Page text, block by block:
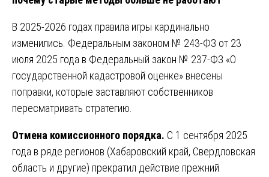
В 2025-2026 годах правила игры кардинально
изменились. Федеральным законом № 243-ФЗ от 23
июля 2025 года в Федеральный закон № 237-ФЗ «О
государственной кадастровой оценке» внесены
поправки, которые заставляют собственников
пересматривать стратегию.
Отмена комиссионного порядка. С 1 сентября 2025
года в ряде регионов (Хабаровский край, Свердловская
область и другие) прекратил действие прежний